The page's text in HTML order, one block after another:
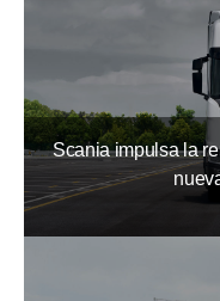
Scania impulsa la